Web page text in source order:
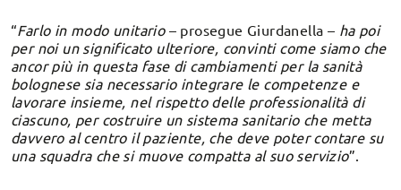
“Farlo in modo unitario– prosegue Giurdanella – ha poi
per noi un significato ulteriore, convinti come siamo che
ancor più in questa fase di cambiamenti per la sanità
bolognese sia necessario integrare le competenze e
lavorare insieme, nel rispetto delle professionalità di
ciascuno, per costruire un sistema sanitario che metta
davvero al centro il paziente, che deve poter contare su
una squadra che si muove compatta al suo servizio”.